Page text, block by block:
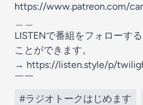
https://www.patreon.com/
LISTENで番組をフォローす
ことができます。
→ https://listen.style/p/
￣￣
#ラジオトークはじめます